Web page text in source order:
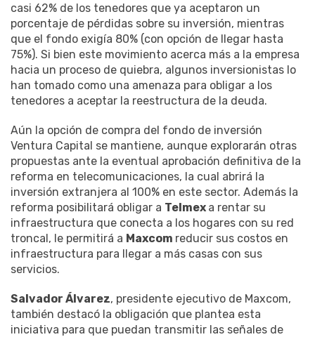
casi 62% de los tenedores que ya aceptaron un
porcentaje de pérdidas sobre su inversión, mientras
que el fondo exigía 80% (con opción de llegar hasta
75%). Si bien este movimiento acerca más a la empresa
hacia un proceso de quiebra, algunos inversionistas lo
han tomado como una amenaza para obligar a los
tenedores a aceptar la reestructura de la deuda.
Aún la opción de compra del fondo de inversión
Ventura Capital se mantiene, aunque explorarán otras
propuestas ante la eventual aprobación definitiva de la
reforma en telecomunicaciones, la cual abrirá la
inversión extranjera al 100% en este sector. Además la
reforma posibilitará obligar a Telmex a rentar su
infraestructura que conecta a los hogares con su red
troncal, le permitirá a Maxcom reducir sus costos en
infraestructura para llegar a más casas con sus
servicios.
Salvador Álvarez, presidente ejecutivo de Maxcom,
también destacó la obligación que plantea esta
iniciativa para que puedan transmitir las señales de